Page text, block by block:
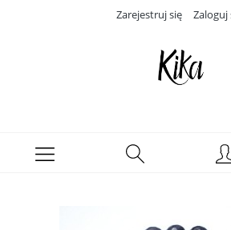
Zarejestruj się Zaloguj